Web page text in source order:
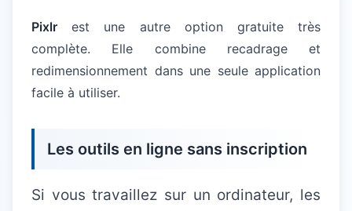
Pixlr est une autre option gratuite très
complète. Elle combine recadrage et
redimensionnement dans une seule application
facile à utiliser.
Les outils en ligne sans inscription
Si vous travaillez sur un ordinateur, les